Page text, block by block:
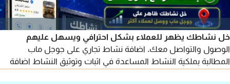
خل نشاطك يظهر للعملاء بشكل احترافي ويسهل عليهم
الوصول والتواصل معك. اضافة نشاط تجاري على جوجل ماب
المطالبة بملكية النشاط المساعدة في اثبات وتوثيق النشاط اضافة